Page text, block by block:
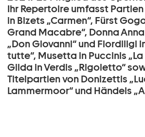
Ihr Repertoire umfasst
in Bizets „Carmen“, Fürst
Grand Macabre“, Donna
„Don Giovanni“ und Fiordiligi
tutte“, Musetta in Puccinis „La
Gilda in Verdis „Rigoletto“
Titelpartien von Donizettis
Lammermoor“ und Händels